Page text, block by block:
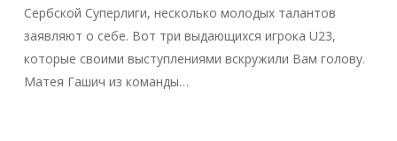
Сербской Суперлиги, несколько молодых талантов
заявляют о себе. Вот три выдающихся игрока U23,
которые своими выступлениями вскружили Вам голову.
Матея Гашич из команды…